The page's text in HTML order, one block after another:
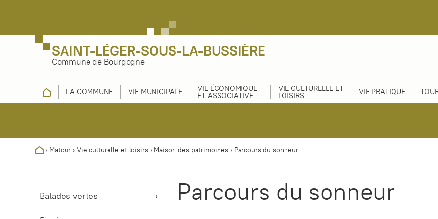
SAINT-LÉGER-SOUS-LA-BUSSIÈRE
Commune de Bourgogne
LA COMMUNE VIE MUNICIPALE VIE ÉCONOMIQUE
ET ASSOCIATIVE
VIE CULTURELLE ET
LOISIRS VIE PRATIQUE
› Matour › Vie culturelle et loisirs › Maison des patrimoines › Parcours du sonneur
Balades vertes Parcours du sonneur